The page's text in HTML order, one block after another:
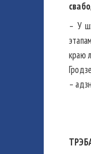
– У
краю
–